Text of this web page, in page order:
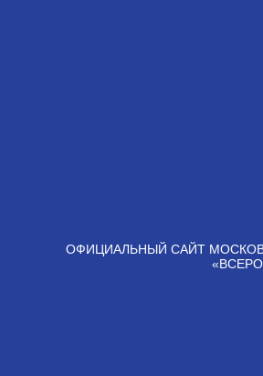
ОФИЦИАЛЬНЫЙ САЙТ